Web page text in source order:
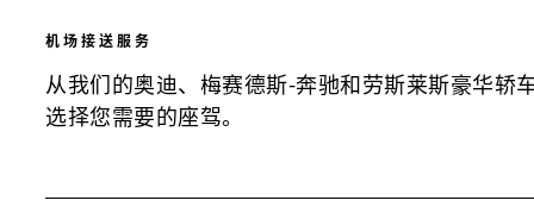
机场接送服务
从我们的奥迪、梅赛德斯-奔驰和劳斯莱斯豪华轿
选择您需要的座驾。